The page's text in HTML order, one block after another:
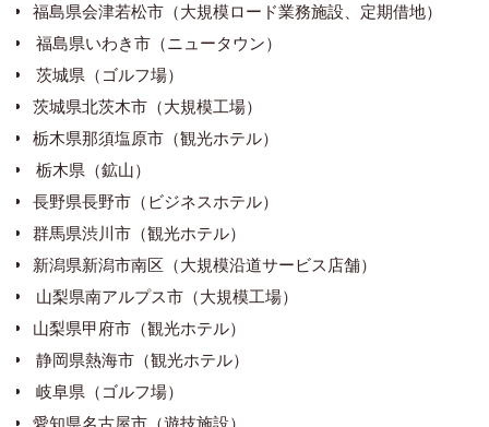
福島県会津若松市（大規模ロード業務施設、定期借地）
福島県いわき市（ニュータウン）
茨城県（ゴルフ場）
茨城県北茨木市（大規模工場）
栃木県那須塩原市（観光ホテル）
栃木県（鉱山）
長野県長野市（ビジネスホテル）
群馬県渋川市（観光ホテル）
新潟県新潟市南区（大規模沿道サービス店舗）
山梨県南アルプス市（大規模工場）
山梨県甲府市（観光ホテル）
静岡県熱海市（観光ホテル）
岐阜県（ゴルフ場）
愛知県名古屋市（遊技施設）